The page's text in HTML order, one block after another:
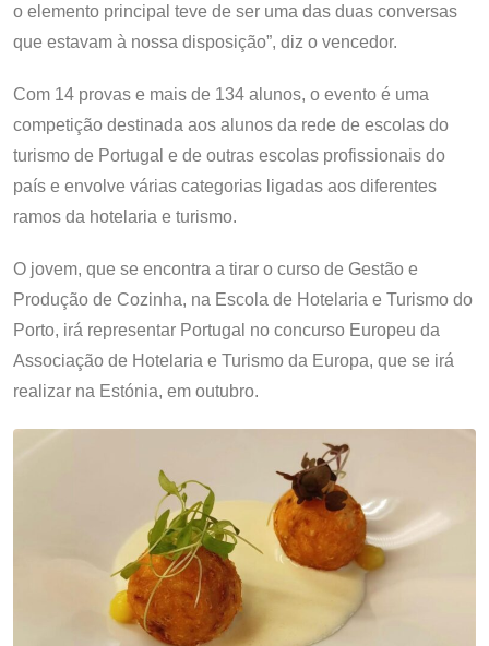
o elemento principal teve de ser uma das duas conversas
que estavam à nossa disposição”, diz o vencedor.
Com 14 provas e mais de 134 alunos, o evento é uma
competição destinada aos alunos da rede de escolas do
turismo de Portugal e de outras escolas profissionais do
país e envolve várias categorias ligadas aos diferentes
ramos da hotelaria e turismo.
O jovem, que se encontra a tirar o curso de Gestão e
Produção de Cozinha, na Escola de Hotelaria e Turismo do
Porto, irá representar Portugal no concurso Europeu da
Associação de Hotelaria e Turismo da Europa, que se irá
realizar na Estónia, em outubro.